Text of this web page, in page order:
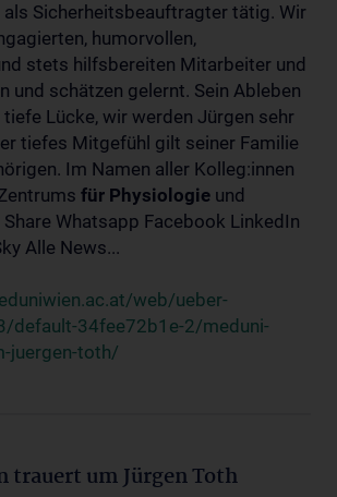
Sicherheitsbeauftragter tätig. Wir
humorvollen,
stets hilfsbereiten Mitarbeiter und
und schätzen gelernt. Sein Ableben
Lücke, wir werden Jürgen sehr
tiefes Mitgefühl gilt seiner Familie
Im Namen aller Kolleg:innen
für Physiologie und
Whatsapp Facebook LinkedIn
Alle News...
web/ueber-
default-34fee72b1e-2/meduni-
juergen-toth/
trauert um Jürgen Toth